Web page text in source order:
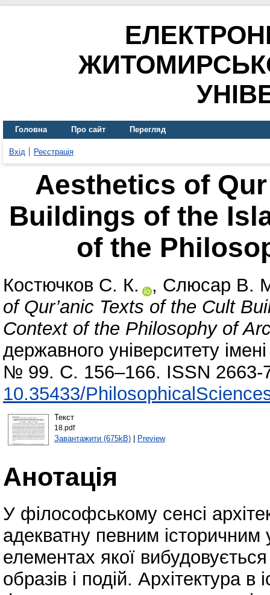
Головна Про сайт Перегляд
Вхід Реєстрація
Aesthetics of
Buildings of the
of the
Костючков С. К. , Слюсар В.
of Qur’anic Texts of the Cult
Context of the Philosophy of
державного університету
№ 99. С. 156–166. ISSN 2663-
10.35433/
Текст
18.pdf
Завантажити (675kB)| Preview
Анотація
У філософському сенсі
адекватну певним
елементах якої
образів і подій. Архітектура в